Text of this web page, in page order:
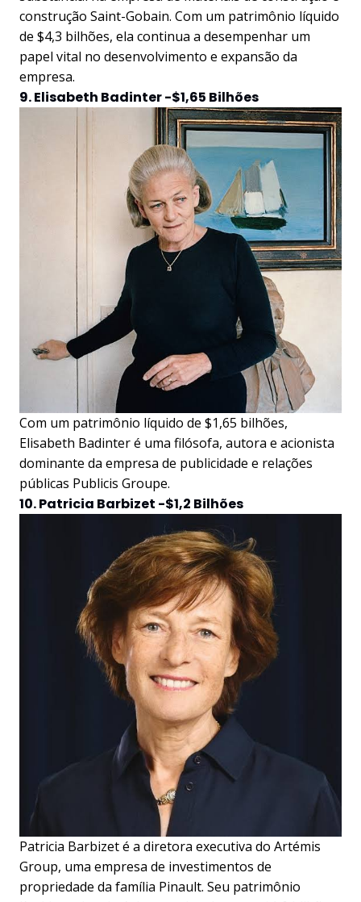
construção Saint-Gobain. Com um patrimônio líquido
de $4,3 bilhões, ela continua a desempenhar um
papel vital no desenvolvimento e expansão da
empresa.
9. Elisabeth Badinter -$1,65 Bilhões
Com um patrimônio líquido de $1,65 bilhões,
Elisabeth Badinter é uma filósofa, autora e acionista
dominante da empresa de publicidade e relações
públicas Publicis Groupe.
10. Patricia Barbizet -$1,2 Bilhões
Patricia Barbizet é a diretora executiva do Artémis
Group, uma empresa de investimentos de
propriedade da família Pinault. Seu patrimônio